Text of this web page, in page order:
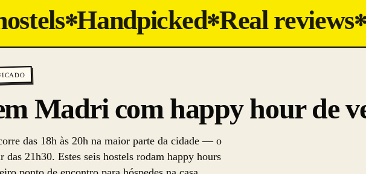
✻Handpicked✻ Real reviews✻
Madri com happy hour de
das 18h às 20h na maior parte da cidade — o
21h30. Estes seis hostels rodam happy hours